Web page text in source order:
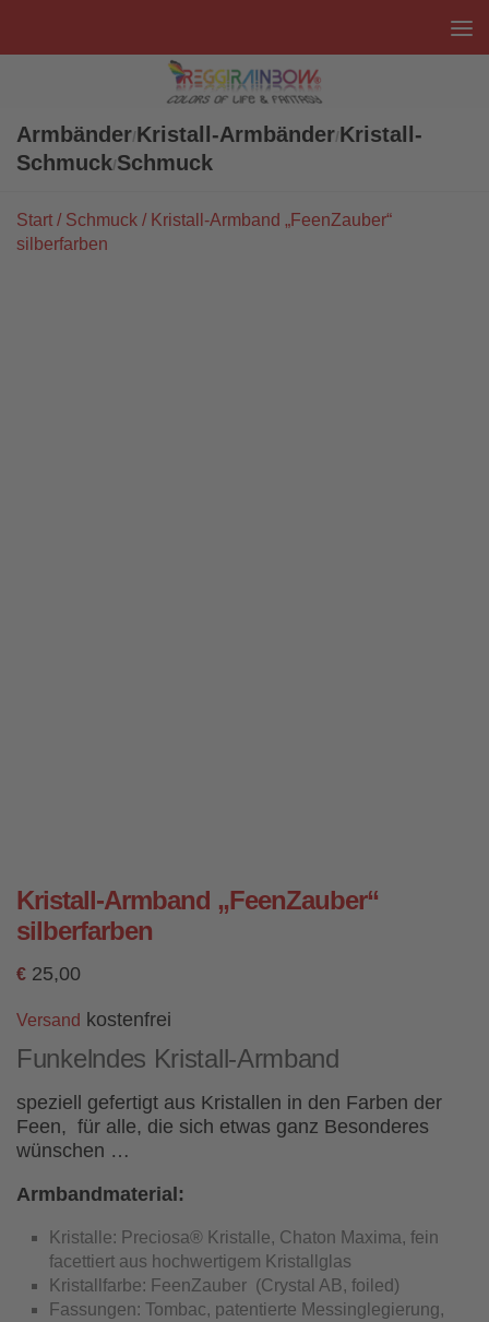
Armbänder/Kristall-Armbänder/Kristall-
Schmuck/Schmuck
Start / Schmuck / Kristall-Armband „FeenZauber“
silberfarben
Kristall-Armband „FeenZauber“
silberfarben
€ 25,00
Versand kostenfrei
Funkelndes Kristall-Armband
speziell gefertigt aus Kristallen in den Farben der
Feen, für alle, die sich etwas ganz Besonderes
wünschen …
Armbandmaterial:
Kristalle: Preciosa® Kristalle, Chaton Maxima, fein
facettiert aus hochwertigem Kristallglas
Kristallfarbe: FeenZauber (Crystal AB, foiled)
Fassungen: Tombac, patentierte Messinglegierung,